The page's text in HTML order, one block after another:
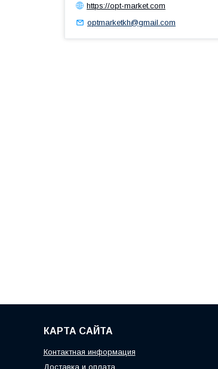
https://opt-market.com
optmarketkh@gmail.com
КАРТА САЙТА
Контактная информация
Доставка и оплата